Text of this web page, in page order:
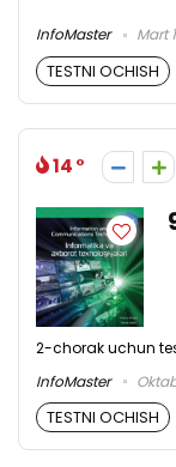
InfoMaster Mart
TESTNI OCHISH
14
2-chorak uchun
InfoMaster
TESTNI OCHISH